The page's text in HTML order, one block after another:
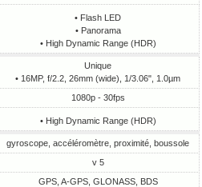
• Flash LED
• Panorama
• High Dynamic Range (HDR)
Unique
• 16MP, f/2.2, 26mm (wide), 1/3.06", 1.0µm
1080p - 30fps
• High Dynamic Range (HDR)
gyroscope, accéléromètre, proximité, boussole
v 5
GPS, A-GPS, GLONASS, BDS